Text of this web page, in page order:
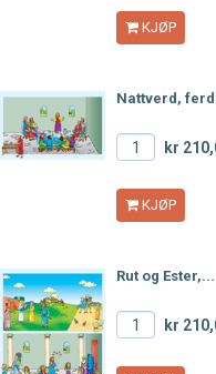
KJØP
Nattverd,
kr
KJØP
Rut og Ester,...
kr